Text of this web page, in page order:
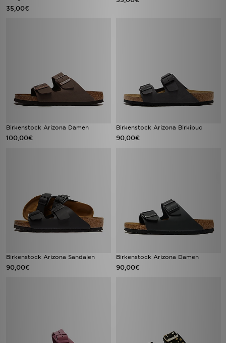
35,00€
Birkenstock Arizona Damen
100,00€
Birkenstock Arizona Birkibuc
90,00€
Birkenstock Arizona Sandalen
90,00€
Birkenstock Arizona Damen
90,00€